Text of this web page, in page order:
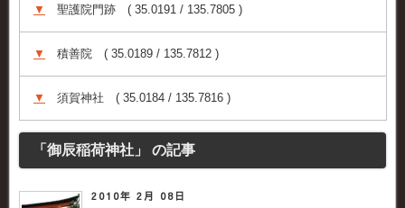
▼ 聖護院門跡 ( 35.0191 / 135.7805 )
▼ 積善院 ( 35.0189 / 135.7812 )
▼ 須賀神社 ( 35.0184 / 135.7816 )
「御辰稲荷神社」 の記事
2010年 2月 08日